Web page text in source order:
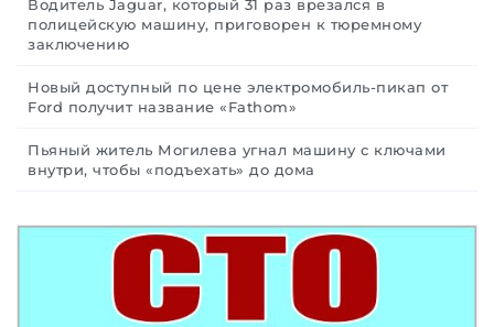
Водитель Jaguar, который 31 раз врезался в
полицейскую машину, приговорен к тюремному
заключению
Новый доступный по цене электромобиль-пикап от
Ford получит название «Fathom»
Пьяный житель Могилева угнал машину с ключами
внутри, чтобы «подъехать» до дома